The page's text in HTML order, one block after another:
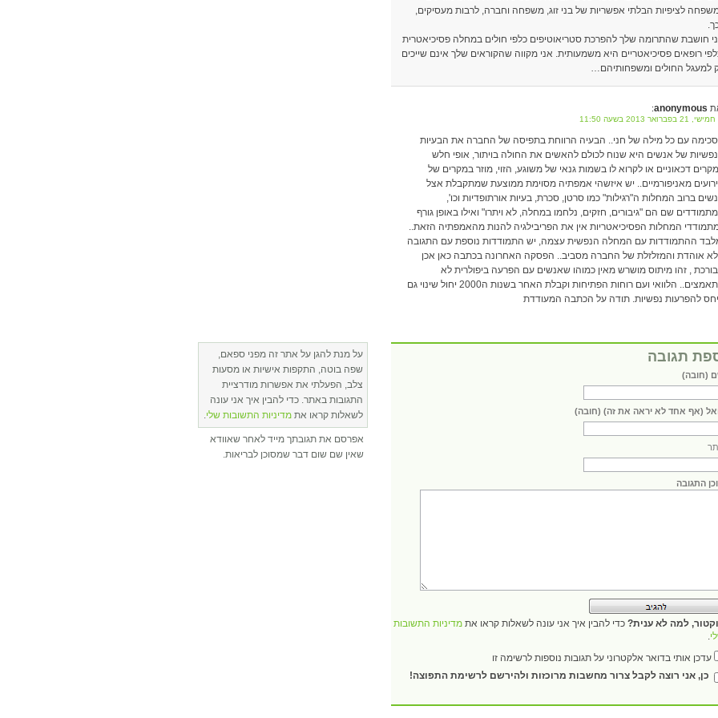
לציפיות הבלתי אפשריות של בני זוג, משפחה וחברה, לרבות מעסיקים,
חושבת שהתרומה שלך להפרכת סטריאוטיפים כלפי חולים במחלה פסיכיאטרית
רופאים פסיכיאטריים היא משמעותית. אני מקווה שהקוראים שלך אינם שייכים
למעגל החולים ומשפחותיהם…
anonymous
:
בפברואר 2013 בשעה 11:50
עם כל מילה של חני.. הבעיה הרווחת בתפיסה של החברה את הבעיות
של אנשים היא שנוח לכולם להאשים את החולה בויתור, אופי חלש
דכאוניים או לקרוא לו בשמות גנאי של משוגע, הזוי, מוזר במקרים של
מאניפורמיים.. יש איזשהי אמפתיה מסוימת ממוצעת שמתקבלת אצל
ברוב המחלות ה"רגילות" כמו סרטן, סכרת, בעיות אורתופדיות וכו',
שם הם "גיבורים, חזקים, נלחמו במחלה, לא ויתרו" ואילו באופן גורף
המחלות הפסיכיאטריות אין את הפריבילגיה להנות מהאמפתיה הזאת..
ההתמודדות עם המחלה הנפשית עצמה, יש התמודדות נוספת עם התגובה
אוהדת והמזלזלת של החברה מסביב.. הפסקה האחרונה בכתבה כאן אכן
, זהו מיתוס מושרש מאין כמוהו שאנשים עם הפרעה ביפולרית לא
מתאמצים.. הלוואי ועם רוחות הפתיחות וקבלת האחר בשנות ה2000 יחול שינוי גם
להפרעות נפשיות. תודה על הכתבה המעודדת
תגובה
(חובה)
(אף אחד לא יראה את זה) (חובה)
התגובה
למה לא ענית? כדי להבין איך אני עונה לשאלות קראו את מדיניות התשובות
.
עדכן אותי בדואר אלקטרוני על תגובות נוספות לרשימה זו
כן, אני רוצה לקבל צרור מחשבות מרוכזות ולהירשם לרשימת התפוצה!
על מנת להגן על אתר זה מפני ספאם,
שפה בוטה, התקפות אישיות או מסעות
צלב, הפעלתי את אפשרות מודרציית
התגובות באתר. כדי להבין איך אני עונה
לשאלות קראו את מדיניות התשובות שלי.
אפרסם את תגובתך מייד לאחר שאוודא
שאין שם שום דבר שמסוכן לבריאות.